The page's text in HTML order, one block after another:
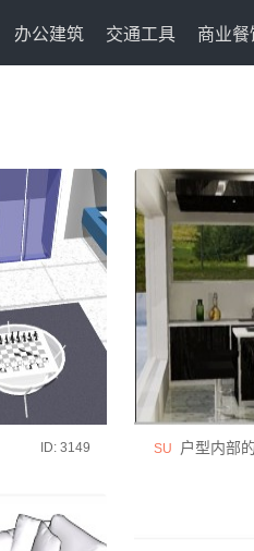
办公建筑 交通工具 商业餐
ID: 3149 SU 户型内部